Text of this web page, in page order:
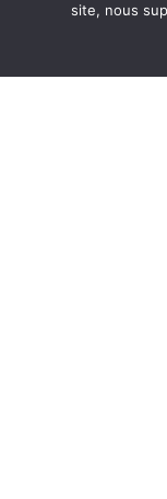
site, nous